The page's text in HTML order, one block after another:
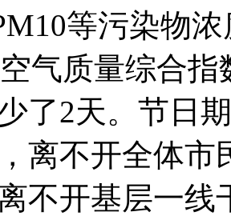
等污染物
气质量综合
了2天。节日
离不开全体市
不开基层一